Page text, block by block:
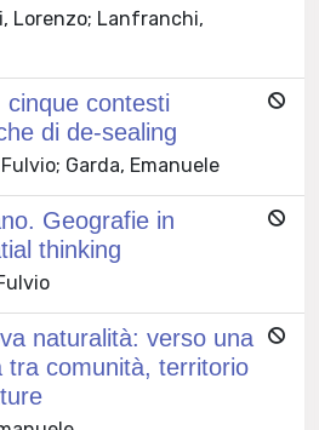
Lorenzo; Lanfranchi,
contesti
di de-sealing
Garda, Emanuele
Geografie in
thinking
naturalità: verso una
tra comunità, territorio